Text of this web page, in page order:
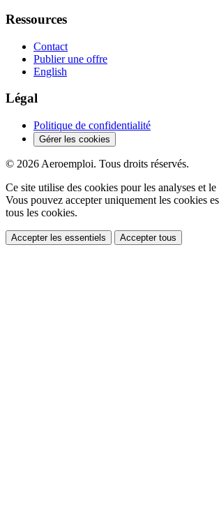
Ressources
Contact
Publier une offre
English
Légal
Politique de confidentialité
Gérer les cookies
© 2026 Aeroemploi. Tous droits réservés.
Ce site utilise des cookies pour les analyses et
Vous pouvez accepter uniquement les cookies
tous les cookies.
Accepter les essentiels Accepter tous